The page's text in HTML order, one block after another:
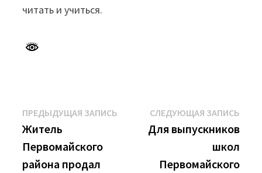
читать и учиться.
Навигация
по
записям
ПРЕДЫДУЩАЯ ЗАПИСЬ Предыдущая
запись:
Житель
Первомайского
района продал
СЛЕДУЮЩАЯ ЗАПИСЬ
Для выпускников
школ
Первомайского